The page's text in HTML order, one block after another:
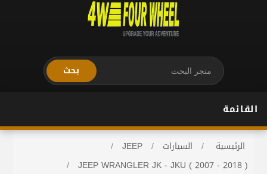
بحث
القائمة
الرئيسية / السيارات /
JEEP
/
JEEP WRANGLER JK - JKU ( 2007 - 2018 )
/